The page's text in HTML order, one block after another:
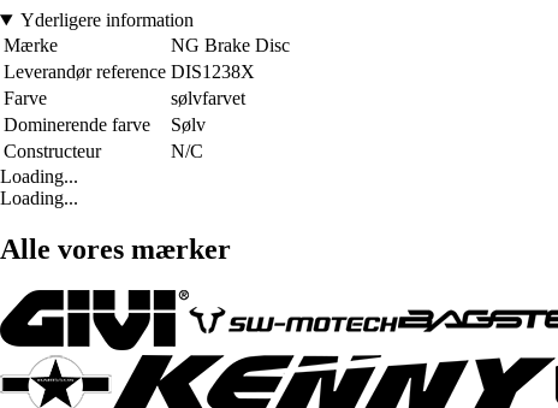
Yderligere information
Mærke
NG Brake Disc
Leverandør reference DIS1238X
Farve
sølvfarvet
Dominerende farve
Sølv
Constructeur
N/C
Loading...
Loading...
Alle vores mærker